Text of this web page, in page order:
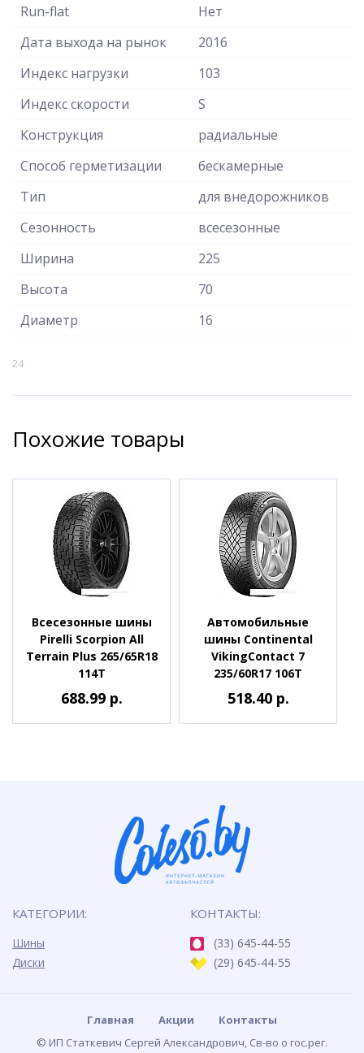
Run-flat
Нет
Дата выхода на рынок
2016
Индекс нагрузки
103
Индекс скорости
S
Конструкция
радиальные
Способ герметизации
бескамерные
Тип
для внедорожников
Сезонность
всесезонные
Ширина
225
Высота
70
Диаметр
16
24
Похожие товары
Всесезонные шины
Pirelli Scorpion All
Terrain Plus 265/65R18
114T
688.99 р.
Автомобильные
шины Continental
VikingContact 7
235/60R17 106T
518.40 р.
КАТЕГОРИИ:
Шины
Диски
КОНТАКТЫ:
(33) 645-44-55
(29) 645-44-55
Главная Акции
Контакты
© ИП Статкевич Сергей Александрович, Св-во о гос.рег.